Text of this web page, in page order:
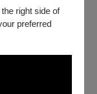
right side of
preferred